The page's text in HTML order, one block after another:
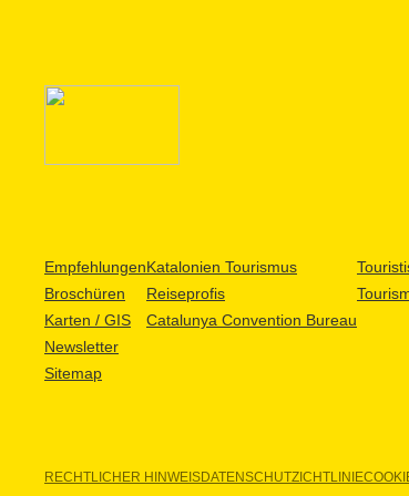
Empfehlungen
Broschüren
Karten / GIS
Newsletter
Sitemap
Katalonien Tourismus
Reiseprofis
Catalunya Convention Bureau
RECHTLICHER HINWEISDATENSCHUTZICHTLINIE